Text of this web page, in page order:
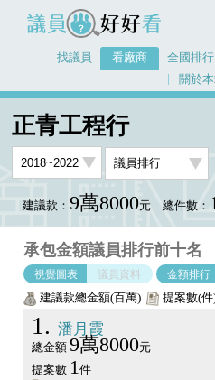
議員好好看
找議員 看廠商 全國排行
關於
正青工程行
建議款： 9萬8000元 總件數：
承包金額議員排行前十名
視覺圖表 議員資料 金額排行
建議款總金額(百萬) 提案數(件
1 潘月霞
總金額 9萬8000元
提案數 1件